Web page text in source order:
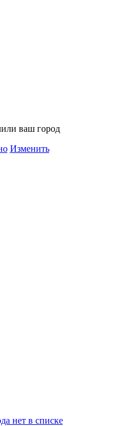
ваш город
Изменить
нет в списке